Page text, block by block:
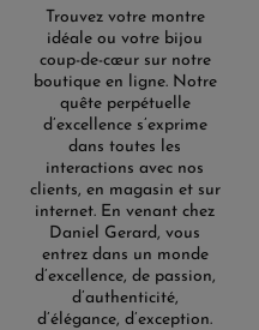
Trouvez votre montre
idéale ou votre bijou
coup-de-cœur sur notre
boutique en ligne. Notre
quête perpétuelle
d’excellence s’exprime
dans toutes les
interactions avec nos
clients, en magasin et sur
internet. En venant chez
Daniel Gerard, vous
entrez dans un monde
d’excellence, de passion,
d’authenticité,
d’élégance, d’exception.